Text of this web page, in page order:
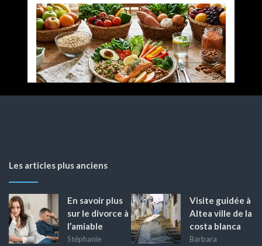
Les articles plus anciens
En savoir plus
sur le divorce à
l’amiable
Stéphanie
Visite guidée à
Altea ville de la
costa blanca
Barbara